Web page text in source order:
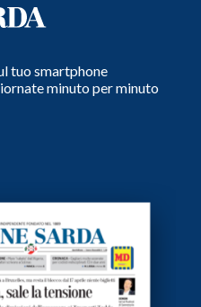
tuo smartphone
minuto per minuto